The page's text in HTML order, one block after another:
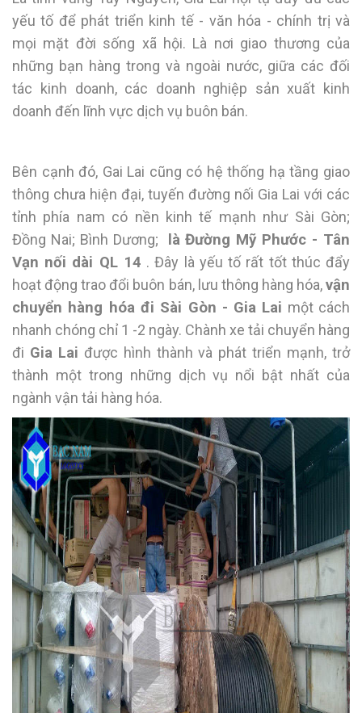
yếu tố để phát triển kinh tế - văn hóa - chính trị và
mọi mặt đời sống xã hội. Là nơi giao thương của
những bạn hàng trong và ngoài nước, giữa các đối
tác kinh doanh, các doanh nghiệp sản xuất kinh
doanh đến lĩnh vực dịch vụ buôn bán.
Bên cạnh đó, Gai Lai cũng có hệ thống hạ tầng giao
thông chưa hiện đại, tuyến đường nối Gia Lai với các
tỉnh phía nam có nền kinh tế mạnh như Sài Gòn;
Đồng Nai; Bình Dương;
là Đường Mỹ Phước - Tân
Vạn nối dài QL 14 . Đây là yếu tố rất tốt thúc đẩy
hoạt động trao đổi buôn bán, lưu thông hàng hóa,vận
chuyển hàng hóa đi Sài Gòn - Gia Lai một cách
nhanh chóng chỉ 1 -2 ngày. Chành xe tải chuyển hàng
đi Gia Lai được hình thành và phát triển mạnh, trở
thành một trong những dịch vụ nổi bật nhất của
ngành vận tải hàng hóa.